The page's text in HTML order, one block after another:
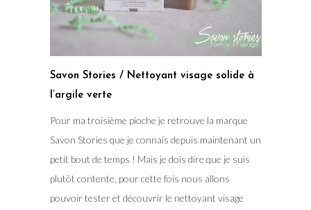
Savon Stories / Nettoyant visage solide à
l’argile verte
Pour ma troisième pioche je retrouve la marque
Savon Stories que je connais depuis maintenant un
petit bout de temps ! Mais je dois dire que je suis
plutôt contente, pour cette fois nous allons
pouvoir tester et découvrir le nettoyant visage